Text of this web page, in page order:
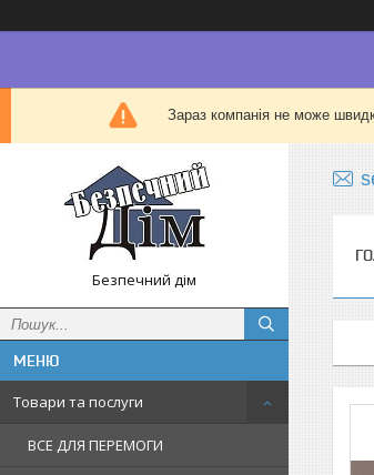
Зараз компанія не може
Безпечний дім
Товари та послуги
ВСЕ ДЛЯ ПЕРЕМОГИ